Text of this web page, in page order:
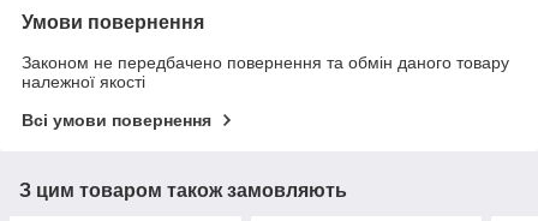
Умови повернення
Законом не передбачено повернення та обмін даного товару
належної якості
Всі умови повернення
З цим товаром також замовляють